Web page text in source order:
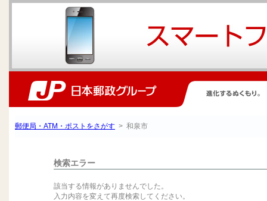
郵便局・ATM・ポストをさがす > 和泉市
検索エラー
該当する情報がありませんでした。
入力内容を変えて再度検索してください。